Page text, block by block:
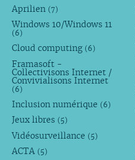
Aprilien (7)
Windows 10/Windows 11
(6)
Cloud computing (6)
Framasoft -
Collectivisons Internet /
Convivialisons Internet
(6)
Inclusion numérique (6)
Jeux libres (5)
Vidéosurveillance (5)
ACTA (5)